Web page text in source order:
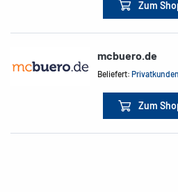
Zum
mcbuero.de
Beliefert:
Zum